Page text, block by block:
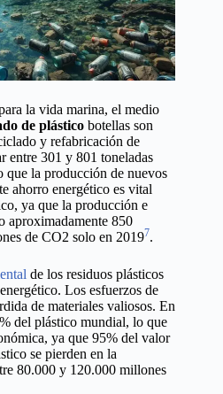
la vida marina, el medio
de plástico botellas son
y refabricación de
entre 301 y 801 toneladas
que la producción de nuevos
ahorro energético es vital
ya que la producción e
aproximadamente 850
de CO2 solo en 20197.
de los residuos plásticos
Los esfuerzos de
de materiales valiosos. En
del plástico mundial, lo que
ya que 95% del valor
se pierden en la
80.000 y 120.000 millones